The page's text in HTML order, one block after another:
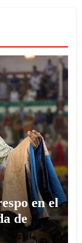
en el
de